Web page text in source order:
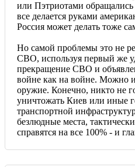
или Пэтриотами
все делается руками
Россия может делать тоже
Но самой проблемы это не
СВО, используя первый же
прекращение СВО и
войне как на войне. Можно
оружие. Конечно, никто не
уничтожать Киев или иные
транспортной
безлюдные места,
справятся на все 100% - и